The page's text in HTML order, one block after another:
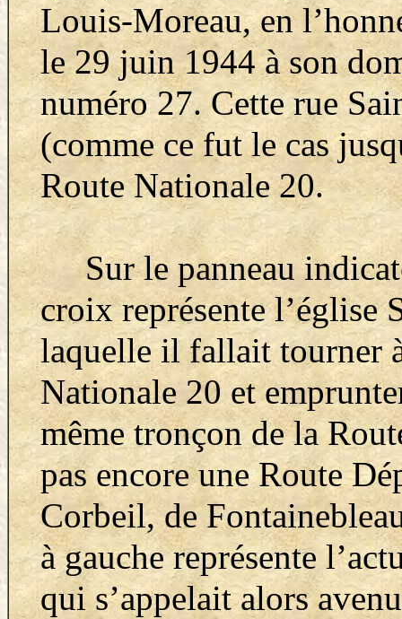
Louis-Moreau, en
le 29 juin 1944 à son
numéro 27. Cette rue
(comme ce fut le cas
Route Nationale 20.
Sur le panneau
croix représente l’église
laquelle il fallait tourner
Nationale 20 et
même tronçon de la
pas encore une Route
Corbeil, de
à gauche représente
qui s’appelait alors